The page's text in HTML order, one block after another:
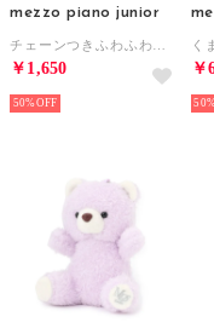
mezzo piano junior
￥1,650
50%
￥